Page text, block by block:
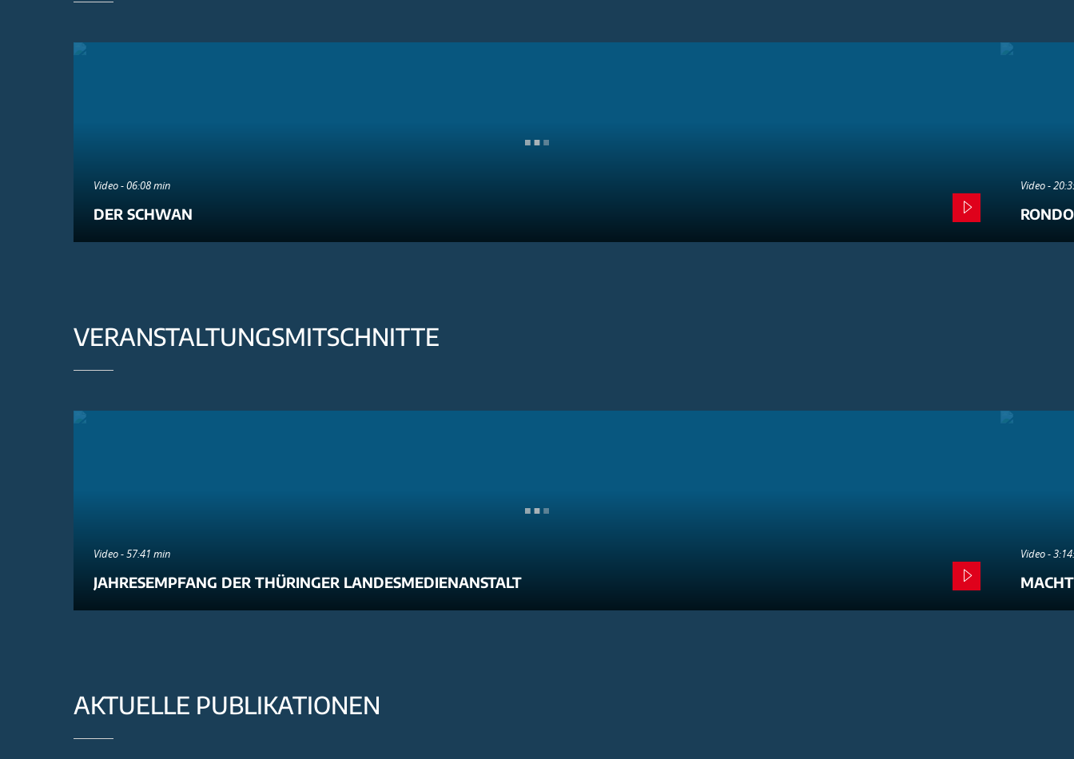
Video - 06:08 min
DER SCHWAN
Video -
VERANSTALTUNGSMITSCHNITTE
Video - 57:41 min
JAHRESEMPFANG DER THÜRINGER LANDESMEDIENANSTALT
Video -
AKTUELLE PUBLIKATIONEN